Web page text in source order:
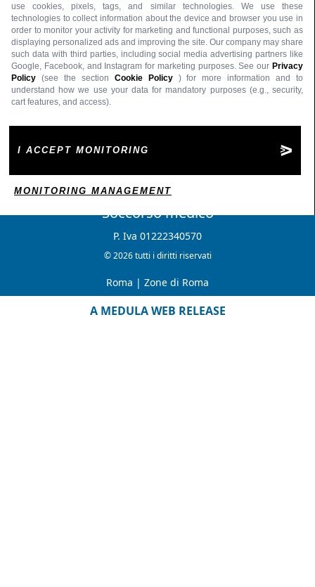
Soccorso medico
P. Iva 01222340570
© 2026 tutti i diritti riservati
Roma | Zone di Roma
A MEDULA WEB RELEASE
use cookies, pixels, tags, and similar technologies. We use these
technologies to collect information about the device and browser you use in
order to monitor your activity for marketing and functional purposes, such as
displaying personalized ads and improving the site. Our company may share
such data with third parties, including social media advertising partners like
Google, Facebook, and Instagram for marketing purposes. See our Privacy
Policy (see the section Cookie Policy
) for more information and to
understand how we use your data for mandatory purposes (e.g., security,
cart features, and access).
I ACCEPT MONITORING
MONITORING MANAGEMENT